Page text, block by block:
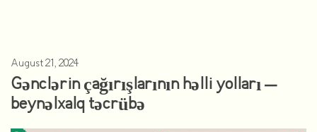
August 21, 2024
Gənclərin çağırışlarının həlli yolları –
beynəlxalq təcrübə